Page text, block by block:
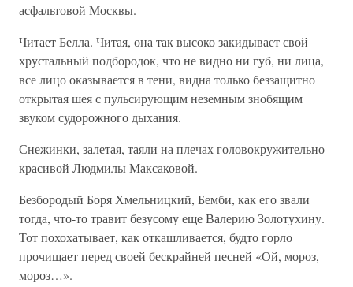
асфальтовой Москвы.
Читает Белла. Читая, она так высоко закидывает свой
хрустальный подбородок, что не видно ни губ, ни лица,
все лицо оказывается в тени, видна только беззащитно
открытая шея с пульсирующим неземным знобящим
звуком судорожного дыхания.
Снежинки, залетая, таяли на плечах головокружительно
красивой Людмилы Максаковой.
Безбородый Боря Хмельницкий, Бемби, как его звали
тогда, что-то травит безусому еще Валерию Золотухину.
Тот похохатывает, как откашливается, будто горло
прочищает перед своей бескрайней песней «Ой, мороз,
мороз…».